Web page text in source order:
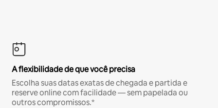
A flexibilidade de que você precisa
Escolha suas datas exatas de chegada e partida e
reserve online com facilidade — sem papelada ou
outros compromissos.*